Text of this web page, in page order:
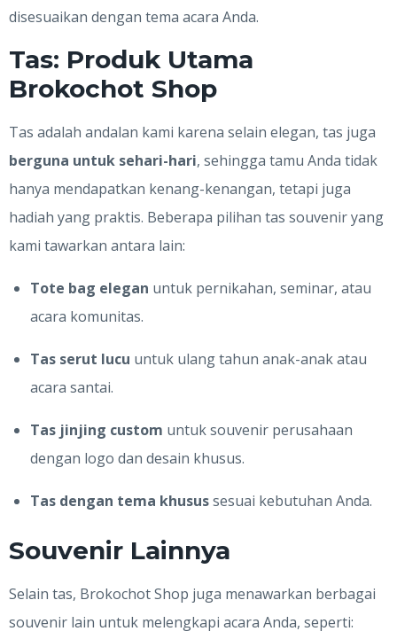
disesuaikan dengan tema acara Anda.
Tas: Produk Utama
Brokochot Shop
Tas adalah andalan kami karena selain elegan, tas juga
berguna untuk sehari-hari, sehingga tamu Anda tidak
hanya mendapatkan kenang-kenangan, tetapi juga
hadiah yang praktis. Beberapa pilihan tas souvenir yang
kami tawarkan antara lain:
Tote bag elegan untuk pernikahan, seminar, atau
acara komunitas.
Tas serut lucu untuk ulang tahun anak-anak atau
acara santai.
Tas jinjing custom untuk souvenir perusahaan
dengan logo dan desain khusus.
Tas dengan tema khusussesuai kebutuhan Anda.
Souvenir Lainnya
Selain tas, Brokochot Shop juga menawarkan berbagai
souvenir lain untuk melengkapi acara Anda, seperti: